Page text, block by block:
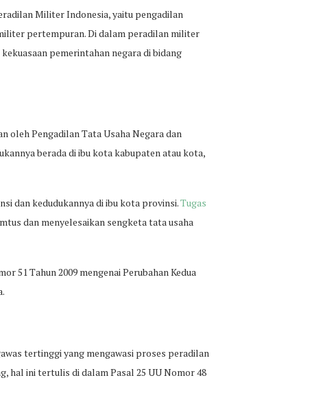
Militer Indonesia, yaitu pengadilan
pertempuran. Di dalam peradilan militer
pemerintahan negara di bidang
oleh Pengadilan Tata Usaha Negara dan
berada di ibu kota kabupaten atau kota,
dan kedudukannya di ibu kota provinsi.Tugas
dan menyelesaikan sengketa tata usaha
51 Tahun 2009 mengenai Perubahan Kedua
tertinggi yang mengawasi proses peradilan
hal ini tertulis di dalam Pasal 25 UU Nomor 48